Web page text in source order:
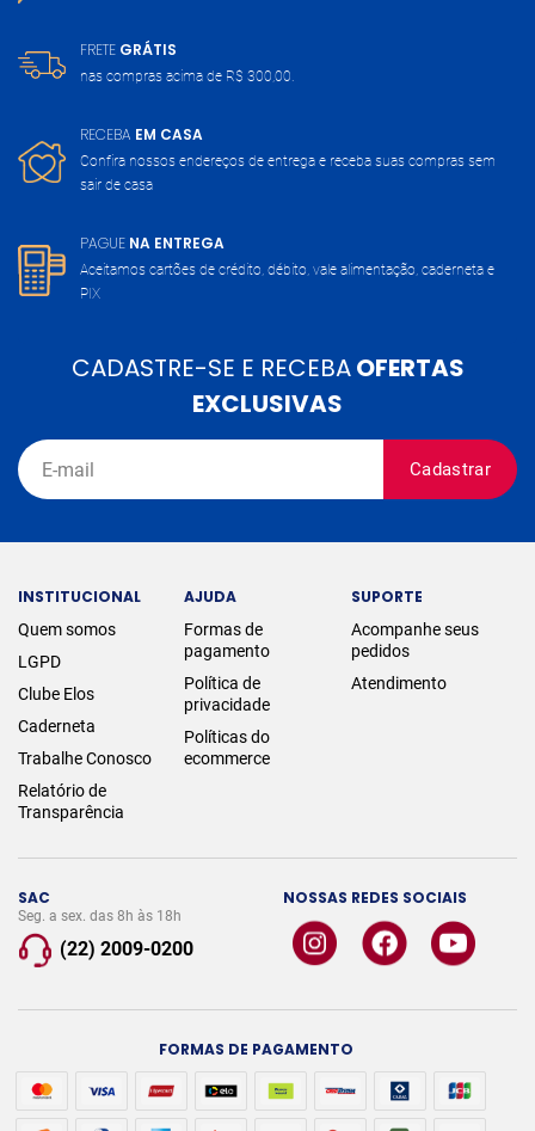
FRETE GRÁTIS
nas compras acima de R$ 300,00.
RECEBA EM CASA
Confira nossos endereços de entrega e receba suas compras sem
sair de casa
PAGUE NA ENTREGA
Aceitamos cartões de crédito, débito, vale alimentação, caderneta e
PIX
CADASTRE-SE E RECEBAOFERTAS
EXCLUSIVAS
Cadastrar
SAC
Seg. a sex. das 8h às 18h
(22) 2009-0200
NOSSAS REDES SOCIAIS
INSTITUCIONAL
Quem somos
LGPD
Clube Elos
Caderneta
Trabalhe Conosco
Relatório de
Transparência
AJUDA
Formas de
pagamento
Política de
privacidade
Políticas do
ecommerce
SUPORTE
Acompanhe seus
pedidos
Atendimento
FORMAS DE PAGAMENTO